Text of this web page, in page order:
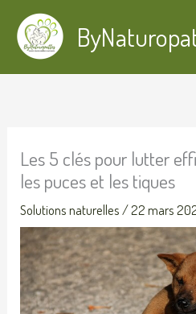
contenu
Les 5 clés pour lutter
les puces et les tiques
Solutions naturelles/22 mars